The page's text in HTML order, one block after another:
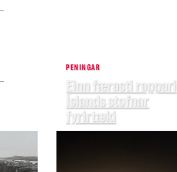
PENINGAR
Einn færasti rappari
Íslands stofnar
fyrirtæki